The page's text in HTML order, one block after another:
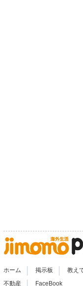
ホーム 掲示板 教え
不動産 FaceBook